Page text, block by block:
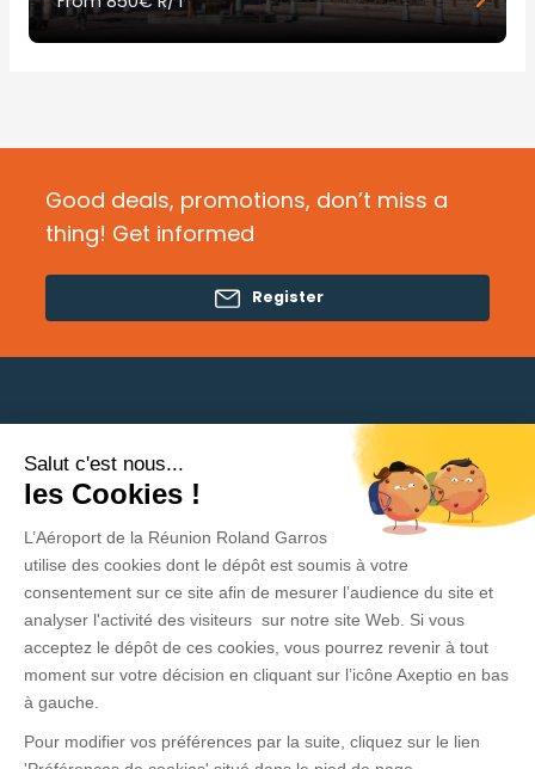
Salut c'est nous...
les Cookies !
L’Aéroport de la Réunion Roland Garros
utilise des cookies dont le dépôt est soumis à votre
consentement sur ce site afin de mesurer l’audience du site et
analyser l'activité des visiteurs sur notre site Web. Si vous
acceptez le dépôt de ces cookies, vous pourrez revenir à tout
moment sur votre décision en cliquant sur l’icône Axeptio en bas
à gauche.
Pour modifier vos préférences par la suite, cliquez sur le lien
Good deals, promotions, don’t miss a
thing! Get informed
Register
Need help?
Privacy Policy
Legal Information
Contact
General Conditions of sale and use